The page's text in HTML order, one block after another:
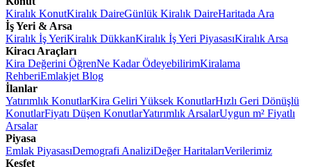
Kiralık KonutKiralık DaireGünlük Kiralık DaireHaritada Ara
İş Yeri & Arsa
Kiralık İş YeriKiralık DükkanKiralık İş Yeri PiyasasıKiralık Arsa
Kiracı Araçları
Kira Değerini ÖğrenNe Kadar ÖdeyebilirimKiralama
RehberiEmlakjet Blog
İlanlar
Yatırımlık KonutlarKira Geliri Yüksek KonutlarHızlı Geri Dönüşlü
KonutlarFiyatı Düşen KonutlarYatırımlık ArsalarUygun m² Fiyatlı
Arsalar
Piyasa
Emlak PiyasasıDemografi AnaliziDeğer HaritalarıVerilerimiz
Keşfet